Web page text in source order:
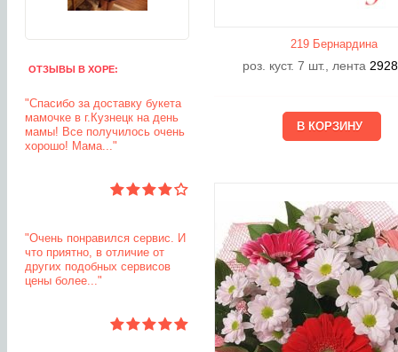
ОТЗЫВЫ В ХОРЕ:
"Спасибо за доставку букета
мамочке в г.Кузнецк на день
мамы! Все получилось очень
хорошо! Мама..."
"Очень понравился сервис. И
что приятно, в отличие от
других подобных сервисов
цены более..."
219 Бернардина
роз. куст. 7 шт., лента 2928